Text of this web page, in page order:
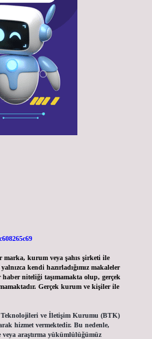
kurum veya şahıs şirketi ile
kendi hazırladığımız makaleler
niteliği taşımamakta olup, gerçek
Gerçek kurum ve kişiler ile
Teknolojileri ve İletişim Kurumu (BTK)
hizmet vermektedir. Bu nedenle,
araştırma yükümlülüğümüz